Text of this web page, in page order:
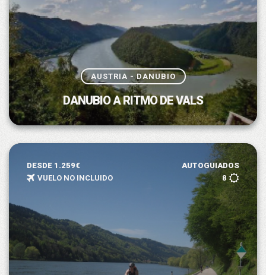
AUSTRIA - DANUBIO
DANUBIO A RITMO DE VALS
DESDE 1.259€
AUTOGUIADOS
VUELO NO INCLUIDO
8